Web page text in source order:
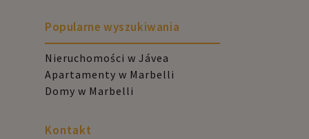
Popularne wyszukiwania
Nieruchomości w Jávea
Apartamenty w Marbelli
Domy w Marbelli
Kontakt